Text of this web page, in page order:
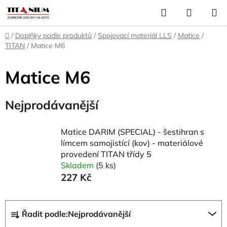
Přejít
na
obsah
Hledat
KOŠÍK
Domů
/ Doplňky podle produktů / Spojovací materiál LLS / Matice /
TITAN / Matice M6
Matice M6
Nejprodávanější
Matice DARIM (SPECIAL) - šestihran s
límcem samojistící (kov) - materiálové
provedení TITAN třídy 5
Skladem (5 ks)
227 Kč
a
Řadit podle:Nejprodávanější